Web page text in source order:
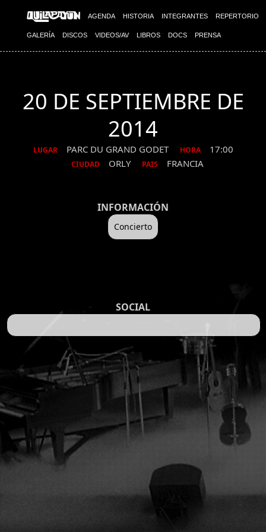
AGENDA HISTORIA INTEGRANTES REPERTORIO
GALERÍA DISCOS VIDEOS/AV LIBROS DOCS PRENSA
20 DE SEPTIEMBRE DE
2014
LUGAR PARC DU GRAND GODET HORA 17:00
CIUDAD ORLY PAIS FRANCIA
INFORMACIÓN
Concierto
SOCIAL